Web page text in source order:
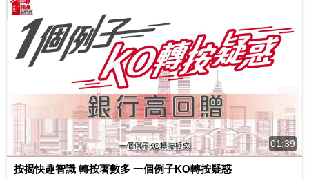
01:39
按揭快趣智識 轉按著數多 一個例子KO轉按疑惑